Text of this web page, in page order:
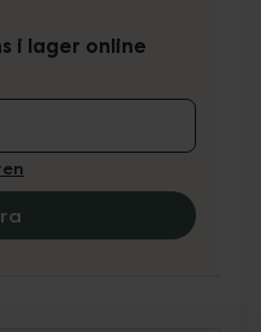
i lager online